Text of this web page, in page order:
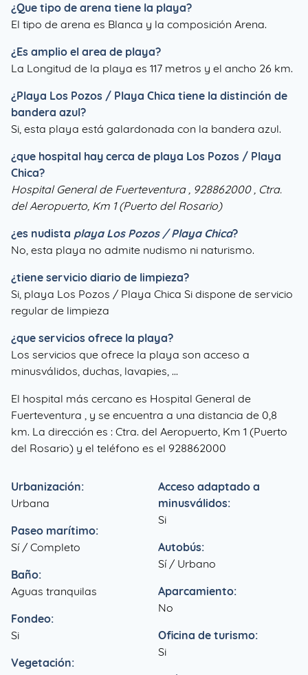
¿Que tipo de arena tiene la playa?
El tipo de arena es Blanca y la composición Arena.
¿Es amplio el area de playa?
La Longitud de la playa es 117 metros y el ancho 26 km.
¿Playa Los Pozos / Playa Chica tiene la distinción de
bandera azul?
Si, esta playa está galardonada con la bandera azul.
¿que hospital hay cerca de playa Los Pozos / Playa
Chica?
Hospital General de Fuerteventura , 928862000 , Ctra.
del Aeropuerto, Km 1 (Puerto del Rosario)
¿es nudista playa Los Pozos / Playa Chica?
No, esta playa no admite nudismo ni naturismo.
¿tiene servicio diario de limpieza?
Si, playa Los Pozos / Playa Chica Si dispone de servicio
regular de limpieza
¿que servicios ofrece la playa?
Los servicios que ofrece la playa son acceso a
minusválidos, duchas, lavapies, ...
El hospital más cercano es Hospital General de
Fuerteventura , y se encuentra a una distancia de 0,8
km. La dirección es : Ctra. del Aeropuerto, Km 1 (Puerto
del Rosario) y el teléfono es el 928862000
Urbanización:
Urbana
Paseo marítimo:
Sí / Completo
Baño:
Aguas tranquilas
Fondeo:
Si
Vegetación:
Acceso adaptado a
minusválidos:
Si
Autobús:
Sí / Urbano
Aparcamiento:
No
Oficina de turismo:
Si